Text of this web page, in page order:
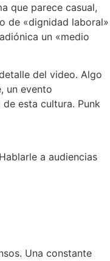
que parece casual,
de «dignidad laboral»
un «medio
del video. Algo
un evento
esta cultura. Punk
a audiencias
Una constante